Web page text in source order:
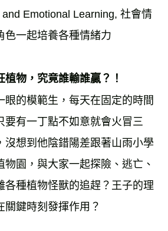
Emotional Learning, 社會情
色一起培養各種情緒力
植物，究竟誰輸誰贏？！
眼的模範生，每天在固定的時間
要有一丁點不如意就會火冒三
沒想到他陰錯陽差跟著山雨小學
物園，與大家一起探險、逃亡、
各種植物怪獸的追趕？王子的理
關鍵時刻發揮作用？